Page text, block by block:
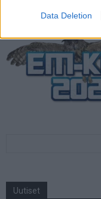
Data Deletion
Uutiset